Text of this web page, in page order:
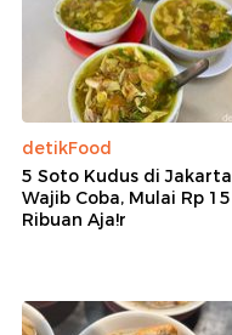
detikFood
5 Soto Kudus di Jakarta
Wajib Coba, Mulai Rp 15
Ribuan Aja!r